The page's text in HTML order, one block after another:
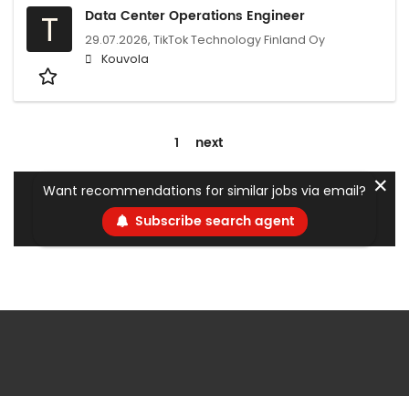
T Data Center Operations Engineer
29.07.2026, TikTok Technology Finland Oy
Kouvola
1 next
Want recommendations for similar jobs via email?
Subscribe search agent
✕